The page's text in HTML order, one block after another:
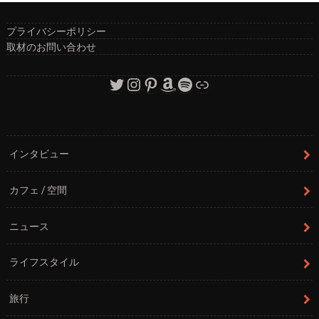
プライバシーポリシー
取材のお問い合わせ
Twitter
Instagram
Pinterest
Amazon
Spotify
リンク
インタビュー
カフェ / 空間
ニュース
ライフスタイル
旅行